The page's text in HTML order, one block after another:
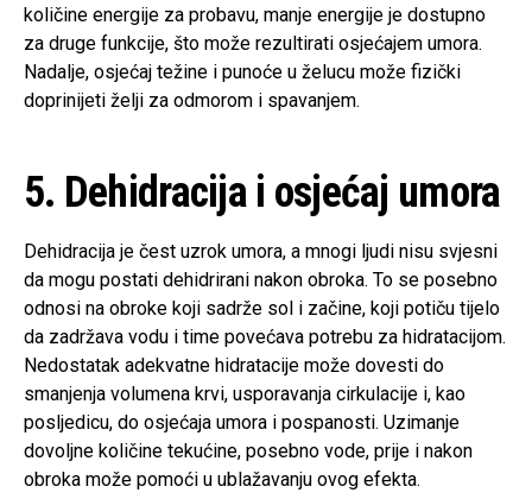
količine energije za probavu, manje energije je dostupno
za druge funkcije, što može rezultirati osjećajem umora.
Nadalje, osjećaj težine i punoće u želucu može fizički
doprinijeti želji za odmorom i spavanjem.
5. Dehidracija i osjećaj umora
Dehidracija je čest uzrok umora, a mnogi ljudi nisu svjesni
da mogu postati dehidrirani nakon obroka. To se posebno
odnosi na obroke koji sadrže sol i začine, koji potiču tijelo
da zadržava vodu i time povećava potrebu za hidratacijom.
Nedostatak adekvatne hidratacije može dovesti do
smanjenja volumena krvi, usporavanja cirkulacije i, kao
posljedicu, do osjećaja umora i pospanosti. Uzimanje
dovoljne količine tekućine, posebno vode, prije i nakon
obroka može pomoći u ublažavanju ovog efekta.